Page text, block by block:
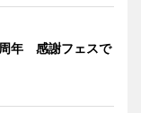
年 感謝フェスで